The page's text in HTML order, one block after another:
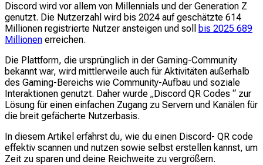
Discord wird vor allem von Millennials und der Generation Z
genutzt. Die Nutzerzahl wird bis 2024 auf geschätzte 614
Millionen registrierte Nutzer ansteigen und soll
bis 2025 689
Millionen erreichen.
Die Plattform, die ursprünglich in der Gaming-Community
bekannt war, wird mittlerweile auch für Aktivitäten außerhalb
des Gaming-Bereichs wie Community-Aufbau und soziale
Interaktionen genutzt. Daher wurde „Discord QR Codes “ zur
Lösung für einen einfachen Zugang zu Servern und Kanälen für
die breit gefächerte Nutzerbasis.
In diesem Artikel erfährst du, wie du einen Discord- QR code
effektiv scannen und nutzen sowie selbst erstellen kannst, um
Zeit zu sparen und deine Reichweite zu vergrößern.